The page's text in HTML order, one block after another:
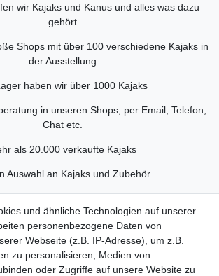
wir Kajaks und Kanus und alles was dazu
gehört
Shops mit über 100 verschiedene Kajaks in
der Ausstellung
haben wir über 1000 Kajaks
in unseren Shops, per Email, Telefon,
Chat etc.
als 20.000 verkaufte Kajaks
Auswahl an Kajaks und Zubehör
Schneller Versand
dir unsere Bewertungen an
und ähnliche Technologien auf unserer
personenbezogene Daten von
Webseite (z.B. IP-Adresse), um z.B.
zu personalisieren, Medien von
oder Zugriffe auf unsere Website zu